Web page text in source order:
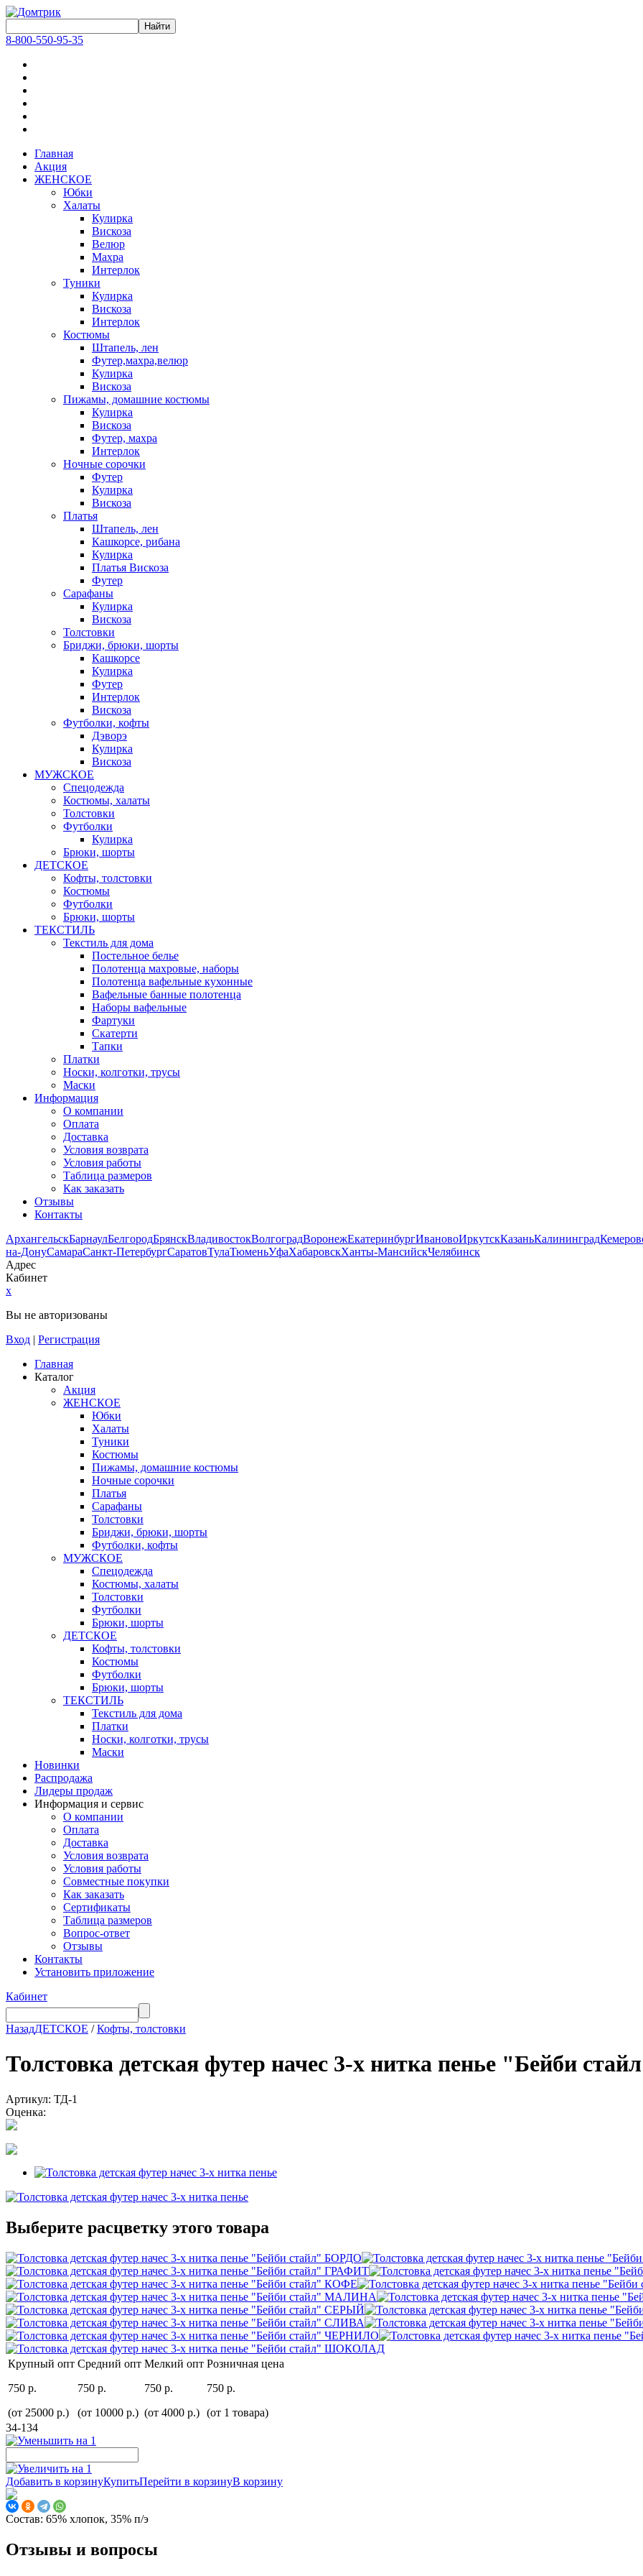
8-800-550-95-35
Главная
Акция
ЖЕНСКОЕ
Юбки
Халаты
Кулирка
Вискоза
Велюр
Махра
Интерлок
Туники
Кулирка
Вискоза
Интерлок
Костюмы
Штапель, лен
Футер,махра,велюр
Кулирка
Вискоза
Пижамы, домашние костюмы
Кулирка
Вискоза
Футер, махра
Интерлок
Ночные сорочки
Футер
Кулирка
Вискоза
Платья
Штапель, лен
Кашкорсе, рибана
Кулирка
Платья Вискоза
Футер
Сарафаны
Кулирка
Вискоза
Толстовки
Бриджи, брюки, шорты
Кашкорсе
Кулирка
Футер
Интерлок
Вискоза
Футболки, кофты
Дэворэ
Кулирка
Вискоза
МУЖСКОЕ
Спецодежда
Костюмы, халаты
Толстовки
Футболки
Кулирка
Брюки, шорты
ДЕТСКОЕ
Кофты, толстовки
Костюмы
Футболки
Брюки, шорты
ТЕКСТИЛЬ
Текстиль для дома
Постельное белье
Полотенца махровые, наборы
Полотенца вафельные кухонные
Вафельные банные полотенца
Наборы вафельные
Фартуки
Скатерти
Тапки
Платки
Носки, колготки, трусы
Маски
Информация
О компании
Оплата
Доставка
Условия возврата
Условия работы
Таблица размеров
Как заказать
Отзывы
Контакты
АрхангельскБарнаулБелгородБрянскВладивостокВолгоградВоронежЕкатеринбургИвановоИркутскКазаньКалининград
на-ДонуСамараСанкт-ПетербургСаратовТулаТюменьУфаХабаровскХанты-МансийскЧелябинск
Адрес
Кабинет
x
Вы не авторизованы
Вход | Регистрация
Главная
Каталог
Акция
ЖЕНСКОЕ
Юбки
Халаты
Туники
Костюмы
Пижамы, домашние костюмы
Ночные сорочки
Платья
Сарафаны
Толстовки
Бриджи, брюки, шорты
Футболки, кофты
МУЖСКОЕ
Спецодежда
Костюмы, халаты
Толстовки
Футболки
Брюки, шорты
ДЕТСКОЕ
Кофты, толстовки
Костюмы
Футболки
Брюки, шорты
ТЕКСТИЛЬ
Текстиль для дома
Платки
Носки, колготки, трусы
Маски
Новинки
Распродажа
Лидеры продаж
Информация и сервис
О компании
Оплата
Доставка
Условия возврата
Условия работы
Совместные покупки
Как заказать
Сертификаты
Таблица размеров
Вопрос-ответ
Отзывы
Контакты
Установить приложение
Кабинет
НазадДЕТСКОЕ /Кофты, толстовки
Толстовка детская футер начес 3-х нитка пенье "Бейби
Артикул: ТД-1
Оценка:
Выберите расцветку этого товара
Крупный опт
750 р.
(от 25000 р.)
Средний опт
750 р.
(от 10000 р.)
Мелкий опт
750 р.
(от 4000 р.)
Розничная цена
750 р.
(от 1 товара)
34-134
Добавить в корзинуКупитьПерейти в корзинуВ корзину
Состав: 65% хлопок, 35% п/э
Отзывы и вопросы